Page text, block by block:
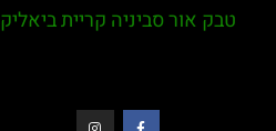
טבק אור סביניה קריית ביאליק